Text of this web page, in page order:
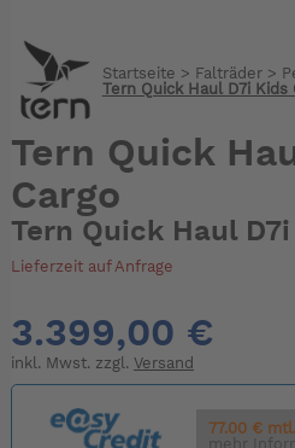
Startseite > Falträder>
Tern Quick Haul D7i Kids
Tern Quick
Cargo
Tern Quick Haul
Lieferzeit auf Anfrage
3.399,00 €
inkl. Mwst. zzgl. Versand
77.00 € mtl.